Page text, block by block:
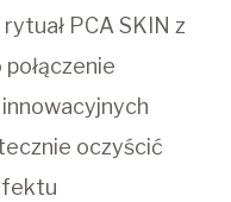
PCA SKIN z
oczyścić